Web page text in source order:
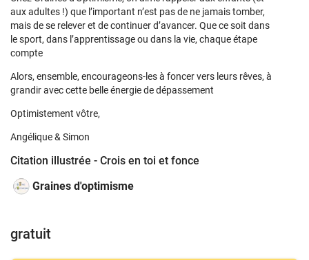
aux adultes !) que l’important n’est pas de ne jamais tomber,
mais de se relever et de continuer d’avancer. Que ce soit dans
le sport, dans l’apprentissage ou dans la vie, chaque étape
compte
Alors, ensemble, encourageons-les à foncer vers leurs rêves, à
grandir avec cette belle énergie de dépassement
Optimistement vôtre,
Angélique & Simon
Citation illustrée - Crois en toi et fonce
Graines d'optimisme
gratuit